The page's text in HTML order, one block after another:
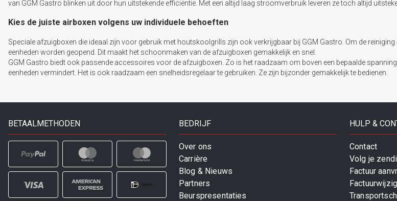
van GGM Gastro blinken uit door hun uitstekende efficiëntie. Met een altijd laag stroomverbruik leveren ze toch altijd
Kies de juiste airboxen volgens uw individuele behoeften
Speciale afzuigboxen die ideaal zijn voor gebruik met houtskoolgrills zijn ook verkrijgbaar bij GGM Gastro. Om de
eenheden worden geopend. Dit maakt het schoonmaken van de afzuigboxen gemakkelijk en snel.
GGM Gastro biedt ook passende accessoires voor de afzuigboxen. Zo is het raadzaam om boven een bepaalde
eenheden vermindert. Het is ook raadzaam een snelheidsregelaar te gebruiken. Ze zijn bijzonder gemakkelijk te bedienen.
BETAALMETHODEN BEDRIJF
Over ons
Carrière
Blog & Nieuws
Partners
Beurspresentaties
HULP &
Contact
Volg je
Factuur